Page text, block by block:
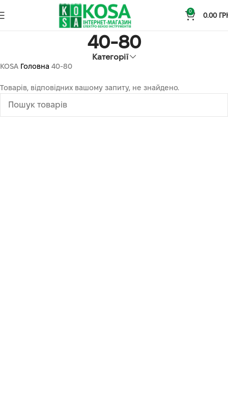
0
0.00
40-80
Категорії
KOSA Головна 40-80
Товарів, відповідних вашому запиту, не знайдено.